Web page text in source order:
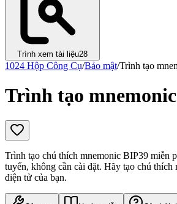
Trình xem tài liệu28
1024 Hộp Công Cụ/Bảo mật/Trình tạo
Trình tạo
Trình tạo chú thích mnemonic BIP39 miễn
tuyến, không cần cài đặt. Hãy tạo chú thích
điện tử của bạn.